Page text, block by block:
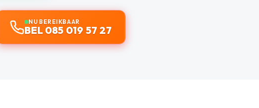
NU BEREIKBAAR
BEL 085 019 57 27